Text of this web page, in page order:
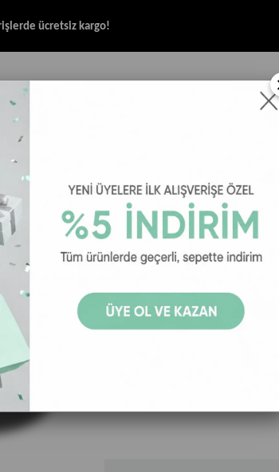
ücretsiz kargo!
HALAT & İP SANDALET
- Bej
New Era Şapka -
Yankees - Bej
New Era Şapka - Flawless